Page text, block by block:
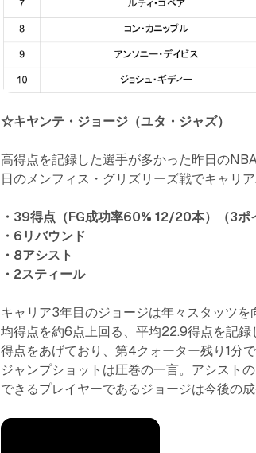
☆キヤンテ・ジョージ（ユタ・ジャズ）
高得点を記録した選手が多かった昨日の
日のメンフィス・グリズリーズ戦でキャリ
・39得点（FG成功率60% 12/20本）（3ポ
・6リバウンド
・8アシスト
・2スティール
キャリア3年目のジョージは年々スタッツ
均得点を約6点上回る、平均22.9得点を記
得点をあげており、第4クォーター残り1分
ジャンプショットは圧巻の一言。アシスト
できるプレイヤーであるジョージは今後の